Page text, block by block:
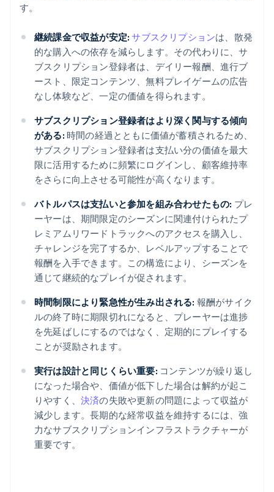
す。
継続課金で収益が安定: サブスクリプションは、散発
的な購入への依存を減らします。その代わりに、サ
ブスクリプション登録者は、デイリー報酬、進行ブ
ースト、限定コンテンツ、無料プレイゲームの広告
なし体験など、一定の価値を得られます。
サブスクリプション登録者はより深く関与する傾向
がある: 時間の経過とともに価値が蓄積されるため、
サブスクリプション登録者は支払い分の価値を最大
限に活用するために頻繁にログインし、顧客維持率
をさらに向上させる可能性が高くなります。
バトルパスは支払いと参加を組み合わせたもの: プレ
ーヤーは、期間限定のシーズンに関連付けられたプ
レミアムリワードトラックへのアクセスを購入し、
チャレンジを完了するか、レベルアップすることで
報酬を入手できます。この構造により、シーズンを
通じて継続的なプレイが促されます。
時間制限により緊急性が生み出される: 報酬がサイク
ルの終了時に期限切れになると、プレーヤーは進捗
を先延ばしにするのではなく、定期的にプレイする
ことが奨励されます。
実行は設計と同じくらい重要: コンテンツが繰り返し
になった場合や、価値が低下した場合は解約が起こ
りやすく、 決済の失敗や更新の問題によって収益が
減少します。長期的な経常収益を維持するには、強
力なサブスクリプションインフラストラクチャーが
重要です。